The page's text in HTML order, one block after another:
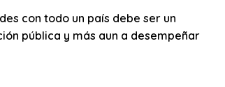
con todo un país debe ser un
pública y más aun a desempeñar